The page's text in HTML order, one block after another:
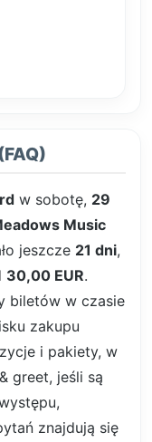
w sobotę, 29
Music
jeszcze 21 dni,
30,00 EUR.
biletów w czasie
zakupu
i pakiety, w
greet, jeśli są
znajdują się